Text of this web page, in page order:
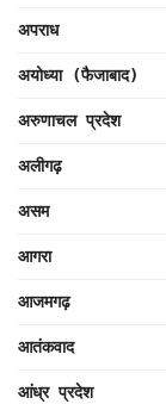
अपराध
अयोध्या (फैजाबाद)
अरुणाचल प्रदेश
अलीगढ़
असम
आगरा
आजमगढ़
आतंकवाद
आंध्र प्रदेश